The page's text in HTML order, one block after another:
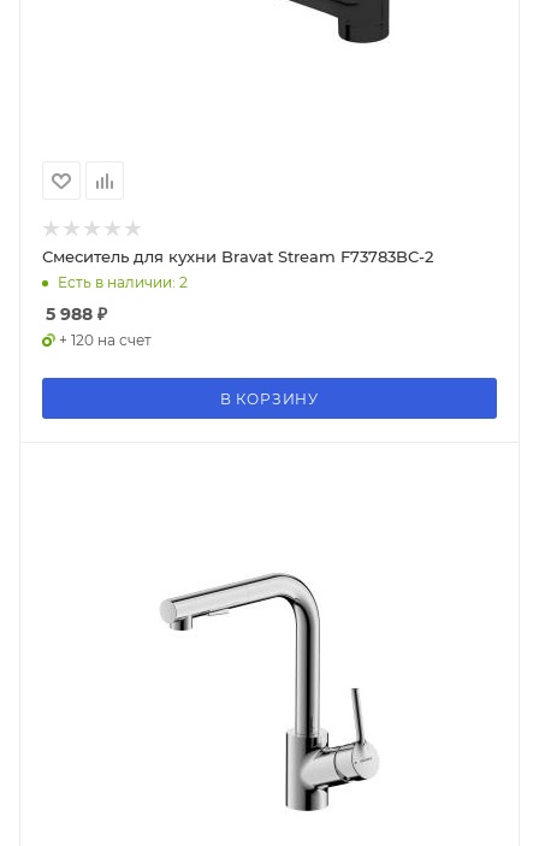
Смеситель для кухни Bravat Stream F73783BC-2
Есть в наличии: 2
5 988 ₽
+ 120 на счет
В КОРЗИНУ